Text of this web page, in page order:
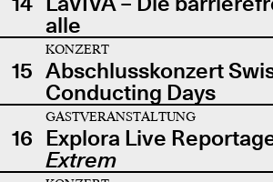
alle
15
KONZERT
Abschlusskonzert
Conducting Days
16
GASTVERANSTALTUNG
Explora Live
Extrem